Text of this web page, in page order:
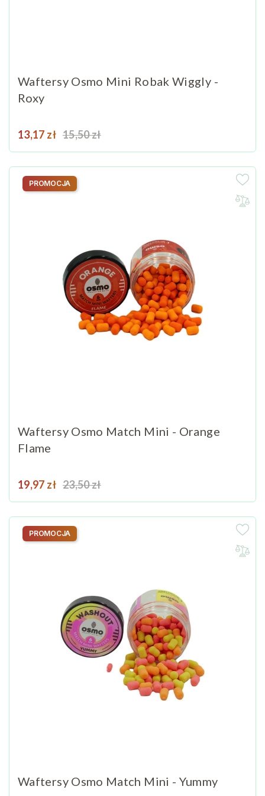
Waftersy Osmo Mini Robak Wiggly -
Roxy
Cena
13,17 zł Cena podstawowa
15,50 zł
Waftersy Osmo Match Mini - Orange
Flame
Cena
19,97 zł Cena podstawowa
23,50 zł
PROMOCJA
Waftersy Osmo Match Mini - Yummy
PROMOCJA